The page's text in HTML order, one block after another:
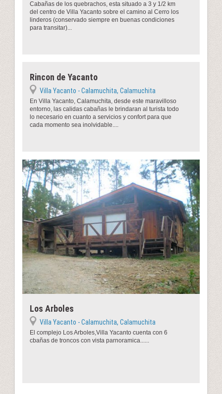
Cabañas de los quebrachos, esta situado a 3 y 1/2 km
del centro de Villa Yacanto sobre el camino al Cerro los
linderos (conservado siempre en buenas condiciones
para transitar)...
Rincon de Yacanto
Villa Yacanto - Calamuchita, Calamuchita
En Villa Yacanto, Calamuchita, desde este maravilloso
entorno, las calidas cabañas le brindaran al turista todo
lo necesario en cuanto a servicios y confort para que
cada momento sea inolvidable....
Los Arboles
Villa Yacanto - Calamuchita, Calamuchita
El complejo Los Arboles,Villa Yacanto cuenta con 6
cbañas de troncos con vista parnoramica......